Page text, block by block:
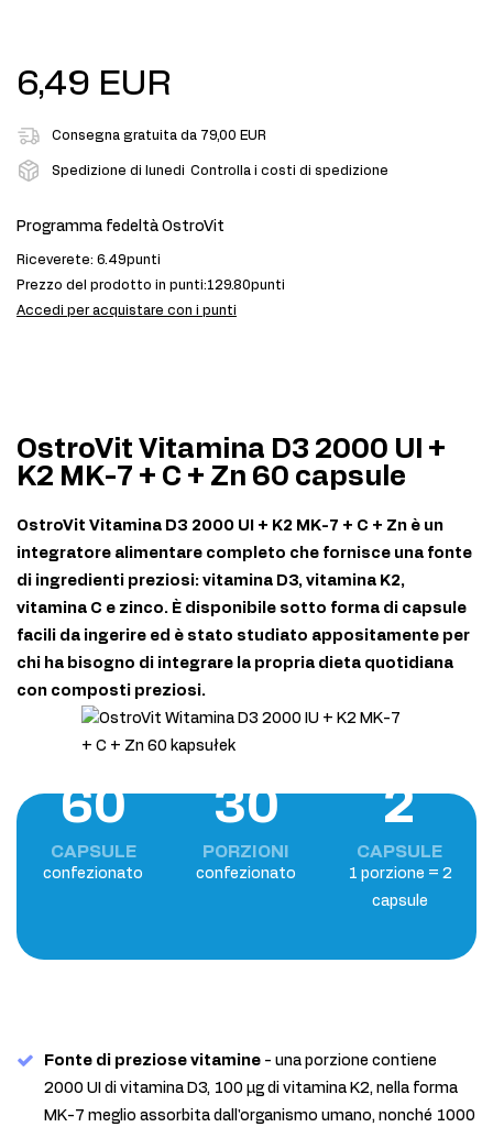
6,49 EUR
Consegna gratuita da 79,00 EUR
Spedizione di lunedi Controlla i costi di spedizione
Programma fedeltà OstroVit
Riceverete: 6.49punti
Prezzo del prodotto in punti:129.80punti
Accedi per acquistare con i punti
OstroVit Vitamina D3 2000 UI +
K2 MK-7 + C + Zn 60 capsule
OstroVit Vitamina D3 2000 UI + K2 MK-7 + C + Zn è un
integratore alimentare completo che fornisce una fonte
di ingredienti preziosi: vitamina D3, vitamina K2,
vitamina C e zinco. È disponibile sotto forma di capsule
facili da ingerire ed è stato studiato appositamente per
chi ha bisogno di integrare la propria dieta quotidiana
con composti preziosi.
60
CAPSULE
confezionato
30
PORZIONI
confezionato
2
CAPSULE
1 porzione = 2
capsule
Fonte di preziose vitamine - una porzione contiene
2000 UI di vitamina D3, 100 µg di vitamina K2, nella forma
MK-7 meglio assorbita dall'organismo umano, nonché 1000